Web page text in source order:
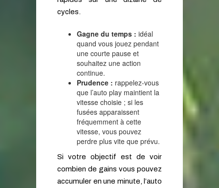
cycles.
Gagne du temps : idéal
quand vous jouez pendant
une courte pause et
souhaitez une action
continue.
Prudence : rappelez-vous
que l’auto play maintient la
vitesse choisie ; si les
fusées apparaissent
fréquemment à cette
vitesse, vous pouvez
perdre plus vite que prévu.
Si votre objectif est de voir
combien de gains vous pouvez
accumuler en une minute, l’auto